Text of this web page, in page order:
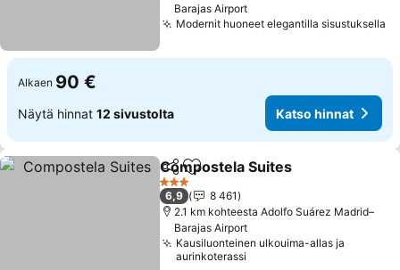
Barajas Airport
Modernit huoneet elegantilla sisustuksella
Alkaen 90 €
Näytä hinnat 12 sivustolta Katso hinnat
Jaa Lisää suosikkeihin
Compostela Suites
3 Tähtiluokitus
6,9
8 461
2.1 km kohteesta Adolfo Suárez Madrid–
Barajas Airport
Kausiluonteinen ulkouima-allas ja
aurinkoterassi